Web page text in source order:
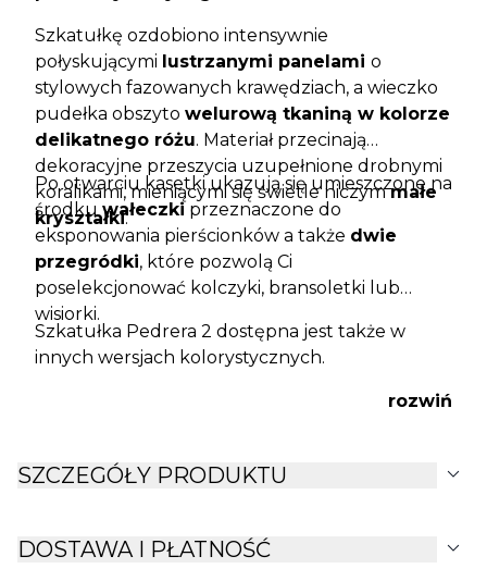
Szkatułkę ozdobiono intensywnie
połyskującymi lustrzanymi panelami o
stylowych fazowanych krawędziach, a wieczko
pudełka obszyto welurową tkaniną w kolorze
delikatnego różu. Materiał przecinają
dekoracyjne przeszycia uzupełnione drobnymi
koralikami, mieniącymi się świetle niczymmałe
kryształki.
Po otwarciu kasetki ukazują się umieszczone na
środku wałeczkiprzeznaczone do
eksponowania pierścionków a także dwie
przegródki, które pozwolą Ci
poselekcjonować kolczyki, bransoletki lub
wisiorki.
Szkatułka Pedrera 2 dostępna jest także w
innych wersjach kolorystycznych.
rozwiń
SZCZEGÓŁY PRODUKTU expand_more
DOSTAWA I PŁATNOŚĆ expand_more